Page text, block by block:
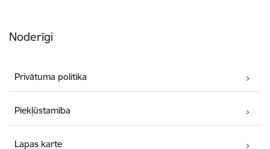
Noderīgi
Privātuma politika
Piekļūstamība
Lapas karte